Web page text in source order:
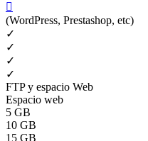

(WordPress, Prestashop, etc)
✓
✓
✓
✓
FTP y espacio Web
Espacio web
5 GB
10 GB
15 GB